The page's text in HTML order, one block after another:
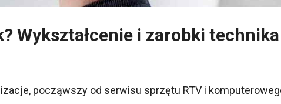
Wykształcenie i zarobki
począwszy od serwisu sprzętu RTV i